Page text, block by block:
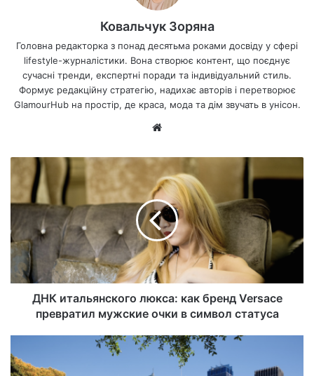
Ковальчук Зоряна
Головна редакторка з понад десятьма роками досвіду у сфері
lifestyle-журналістики. Вона створює контент, що поєднує
сучасні тренди, експертні поради та індивідуальний стиль.
Формує редакційну стратегію, надихає авторів і перетворює
GlamourHub на простір, де краса, мода та дім звучать в унісон.
са
йт
ДНК итальянского люкса: как бренд Versace
превратил мужские очки в символ статуса